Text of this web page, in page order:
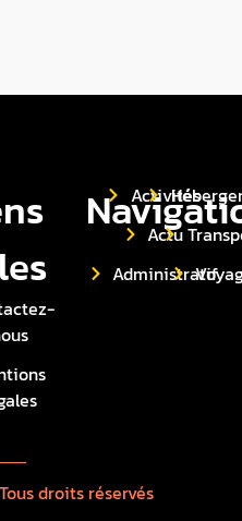
Activités
Actu
Administratif
droits réservés